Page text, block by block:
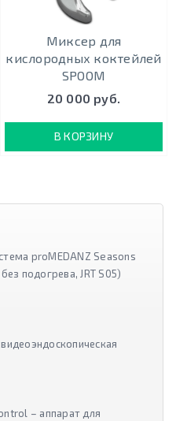
Миксер для
кислородных коктейлей
SPOOM
20 000 руб.
В КОРЗИНУ
proMEDANZ Seasons
подогрева, JRT S05)
– аппарат для